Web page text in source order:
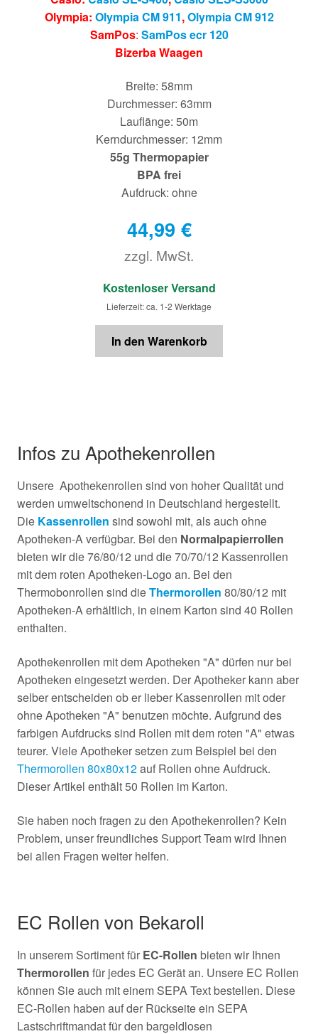
Olympia: Olympia CM 911,Olympia CM 912
SamPos: SamPos ecr 120
Bizerba Waagen
Breite: 58mm
Durchmesser: 63mm
Lauflänge: 50m
Kerndurchmesser: 12mm
55g Thermopapier
BPA frei
Aufdruck: ohne
44,99 €
zzgl. MwSt.
€
Kostenloser Versand
Lieferzeit: ca. 1-2 Werktage
In den Warenkorb
Infos zu Apothekenrollen
Unsere Apothekenrollen sind von hoher Qualität und
werden umweltschonend in Deutschland hergestellt.
Die Kassenrollen sind sowohl mit, als auch ohne
Apotheken-A verfügbar. Bei den Normalpapierrollen
bieten wir die 76/80/12 und die 70/70/12 Kassenrollen
mit dem roten Apotheken-Logo an. Bei den
Thermobonrollen sind dieThermorollen 80/80/12 mit
Apotheken-A erhältlich, in einem Karton sind 40 Rollen
enthalten.
Apothekenrollen mit dem Apotheken "A" dürfen nur bei
Apotheken eingesetzt werden. Der Apotheker kann aber
selber entscheiden ob er lieber Kassenrollen mit oder
ohne Apotheken "A" benutzen möchte. Aufgrund des
farbigen Aufdrucks sind Rollen mit dem roten "A" etwas
teurer. Viele Apotheker setzen zum Beispiel bei den
Thermorollen 80x80x12auf Rollen ohne Aufdruck.
Dieser Artikel enthält 50 Rollen im Karton.
Sie haben noch fragen zu den Apothekenrollen? Kein
Problem, unser freundliches Support Team wird Ihnen
bei allen Fragen weiter helfen.
EC Rollen von Bekaroll
In unserem Sortiment für EC-Rollen bieten wir Ihnen
Thermorollen für jedes EC Gerät an. Unsere EC Rollen
können Sie auch mit einem SEPA Text bestellen. Diese
EC-Rollen haben auf der Rückseite ein SEPA
Lastschriftmandat für den bargeldlosen